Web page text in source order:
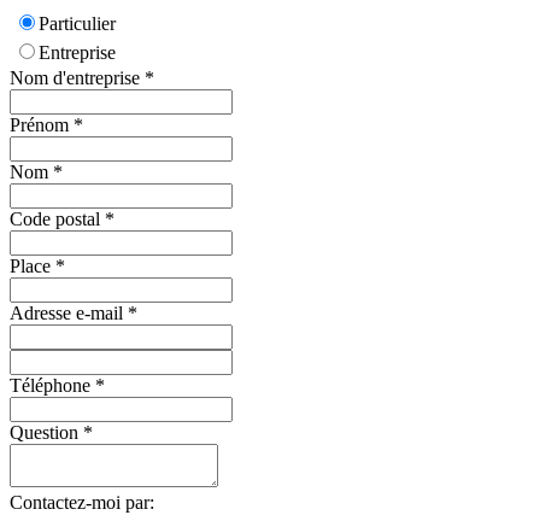
Particulier
Entreprise
Nom d'entreprise *
Prénom *
Nom *
Code postal *
Place *
Adresse e-mail *
Téléphone *
Question *
Contactez-moi par: